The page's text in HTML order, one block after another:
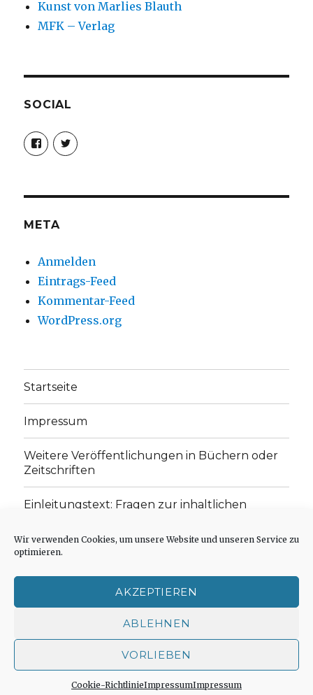
Wir verwenden Cookies, um unsere Website und unseren Service zu
optimieren.
AKZEPTIEREN
ABLEHNEN
VORLIEBEN
Cookie-RichtlinieImpressumImpressum
Kunst von Marlies Blauth
MFK – Verlag
SOCIAL
Profil
von
christoph.fleischer1
anzeigen
Profil
von
anzeigen
META
Anmelden
Eintrags-Feed
Kommentar-Feed
WordPress.org
Startseite
Impressum
Weitere Veröffentlichungen in Büchern oder
Zeitschriften
Einleitungstext: Fragen zur inhaltlichen
„schwachen Glaubens“
Cookie-Richtlinie (EU)
Impressum